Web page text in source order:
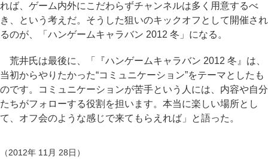
れば、ゲーム内外にこだわらずチャンネルは多く用意するべ
き、という考えだ。そうした狙いのキックオフとして開催され
るのが、「ハンゲームキャラバン 2012 冬」になる。
荒井氏は最後に、「『ハンゲームキャラバン 2012 冬』は、
当初からやりたかった“コミュニケーション”をテーマとしたも
のです。コミュニケーションが苦手という人には、内容や自分
たちがフォローする役割を担います。本当に楽しい場所とし
て、オフ会のような感じで来てもらえれば」と語った。
（2012年 11月 28日）